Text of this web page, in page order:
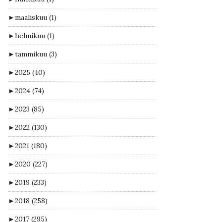
►maaliskuu (1)
►helmikuu (1)
►tammikuu (3)
►2025 (40)
►2024 (74)
►2023 (85)
►2022 (130)
►2021 (180)
►2020 (227)
►2019 (233)
►2018 (258)
►2017 (295)